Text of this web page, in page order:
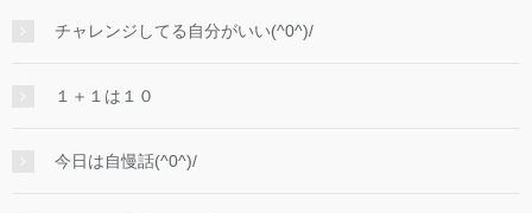
チャレンジしてる自分がいい(^0^)/
１＋１は１０
今日は自慢話(^0^)/